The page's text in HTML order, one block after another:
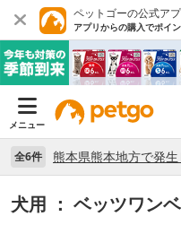
ペットゴーの公式アプ
アプリからの購入でポイ
メニュー
全6件
犬用 ： ベッツワン